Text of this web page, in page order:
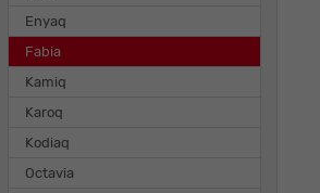
Enyaq
Fabia
Kamiq
Karoq
Kodiaq
Octavia